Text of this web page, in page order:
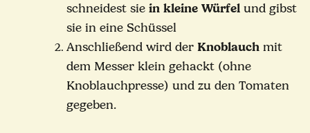
schneidest sie in kleine Würfel und gibst
sie in eine Schüssel
Anschließend wird der Knoblauch mit
dem Messer klein gehackt (ohne
Knoblauchpresse) und zu den Tomaten
gegeben.